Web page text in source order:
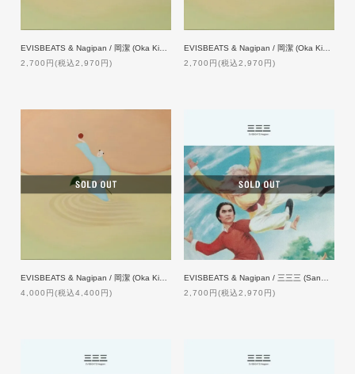
2,700円(税込2,970円)
2,700円(税込2,970円)
4,000円(税込4,400円)
2,700円(税込2,970円)